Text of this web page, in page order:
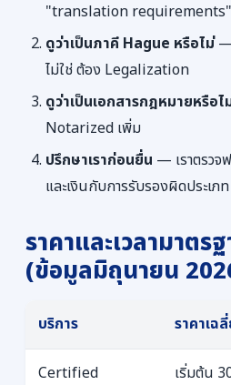
"translation requirements"
ดูว่าเป็นภาคี Hague หรือไม่—
ไม่ใช่ ต้อง Legalization
ดูว่าเป็นเอกสารกฎหมายหรือไ
Notarized เพิ่ม
ปรึกษาเราก่อนยื่น — เราตรวจ
และเงินกับการรับรองผิดประเภท
ราคาและเวลามาตร
(ข้อมูลมิถุนายน
บริการ ราคาเฉ
Certified
เริ่มต้น